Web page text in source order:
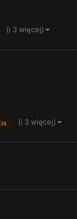
(i 3 więcej)
(i 3 więcej)